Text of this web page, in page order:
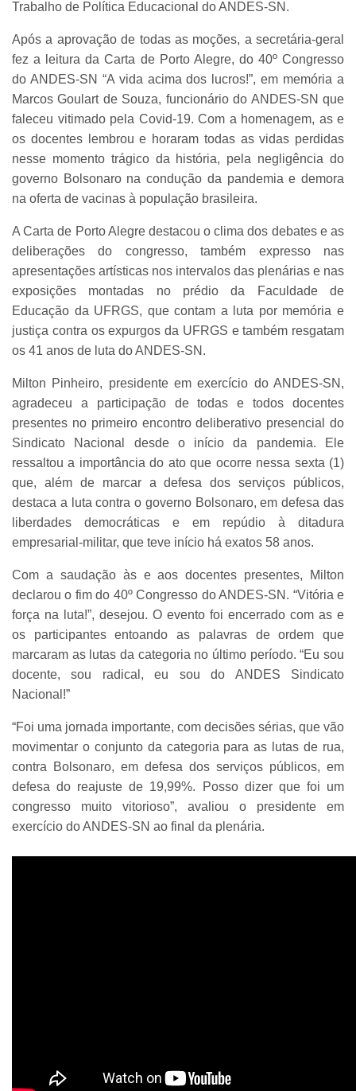
Trabalho de Política Educacional do ANDES-SN.
Após a aprovação de todas as moções, a secretária-geral
fez a leitura da Carta de Porto Alegre, do 40º Congresso
do ANDES-SN “A vida acima dos lucros!”, em memória a
Marcos Goulart de Souza, funcionário do ANDES-SN que
faleceu vitimado pela Covid-19. Com a homenagem, as e
os docentes lembrou e horaram todas as vidas perdidas
nesse momento trágico da história, pela negligência do
governo Bolsonaro na condução da pandemia e demora
na oferta de vacinas à população brasileira.
A Carta de Porto Alegre destacou o clima dos debates e as
deliberações do congresso, também expresso nas
apresentações artísticas nos intervalos das plenárias e nas
exposições montadas no prédio da Faculdade de
Educação da UFRGS, que contam a luta por memória e
justiça contra os expurgos da UFRGS e também resgatam
os 41 anos de luta do ANDES-SN.
Milton Pinheiro, presidente em exercício do ANDES-SN,
agradeceu a participação de todas e todos docentes
presentes no primeiro encontro deliberativo presencial do
Sindicato Nacional desde o início da pandemia. Ele
ressaltou a importância do ato que ocorre nessa sexta (1)
que, além de marcar a defesa dos serviços públicos,
destaca a luta contra o governo Bolsonaro, em defesa das
liberdades democráticas e em repúdio à ditadura
empresarial-militar, que teve início há exatos 58 anos.
Com a saudação às e aos docentes presentes, Milton
declarou o fim do 40º Congresso do ANDES-SN. “Vitória e
força na luta!”, desejou. O evento foi encerrado com as e
os participantes entoando as palavras de ordem que
marcaram as lutas da categoria no último período. “Eu sou
docente, sou radical, eu sou do ANDES Sindicato
Nacional!”
“Foi uma jornada importante, com decisões sérias, que vão
movimentar o conjunto da categoria para as lutas de rua,
contra Bolsonaro, em defesa dos serviços públicos, em
defesa do reajuste de 19,99%. Posso dizer que foi um
congresso muito vitorioso”, avaliou o presidente em
exercício do ANDES-SN ao final da plenária.